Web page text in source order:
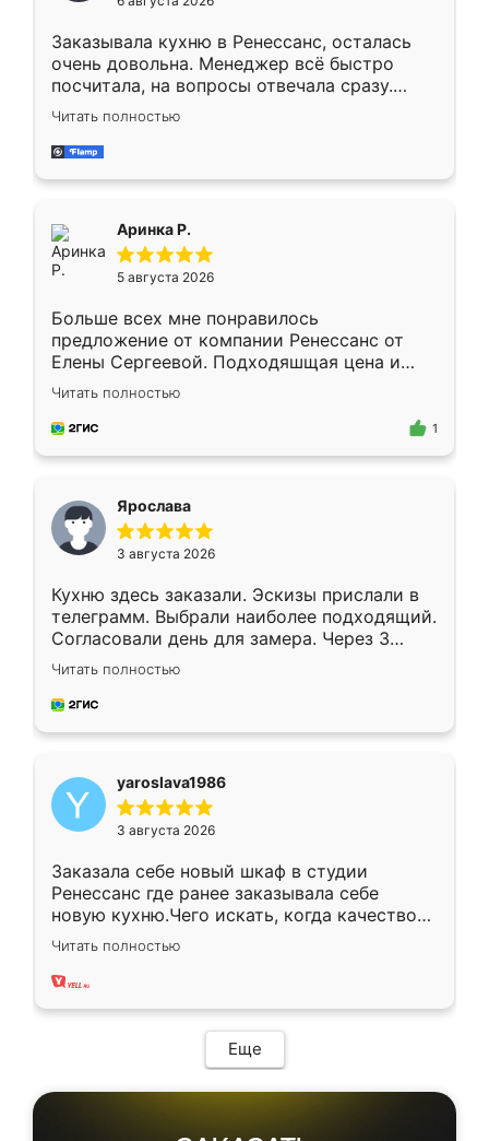
мебели буду заказывать только здесь.
Заказывала кухню в Ренессанс, осталась
очень довольна. Менеджер всё быстро
посчитала, на вопросы отвечала сразу.
Замерщик приехал в субботу, подошёл к
делу со всей ответственностью. Собрали
за день, ребята работали аккуратно, даже
Читать полностью
Аринка Р.
5 августа 2026
Больше всех мне понравилось
предложение от компании Ренессанс от
Елены Сергеевой. Подходяшщая цена и
короткие сроки изготовления. Приехавший
для замера сотрудник Владислав
предложил по моему эскизу самый
Читать полностью
1
Ярослава
3 августа 2026
Кухню здесь заказали. Эскизы прислали в
телеграмм. Выбрали наиболее подходящий.
Согласовали день для замера. Через 3
недели кухня была уже готова. Остались
довольны работой. Спасибо Ренессанс
мебель за качественную работу!
Читать полностью
yaroslava1986
3 августа 2026
Заказала себе новый шкаф в студии
Ренессанс где ранее заказывала себе
новую кухню.Чего искать, когда качеством
вполне довольна. Служит кухня уже почти
два года, нареканий нет.
Читать полностью
Еще